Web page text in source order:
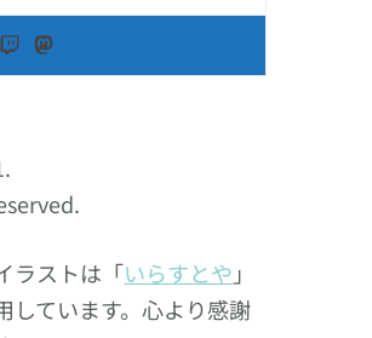
ラストは「いらすとや 」
しています。心より感謝